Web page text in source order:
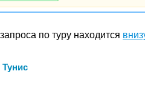
по туру находится